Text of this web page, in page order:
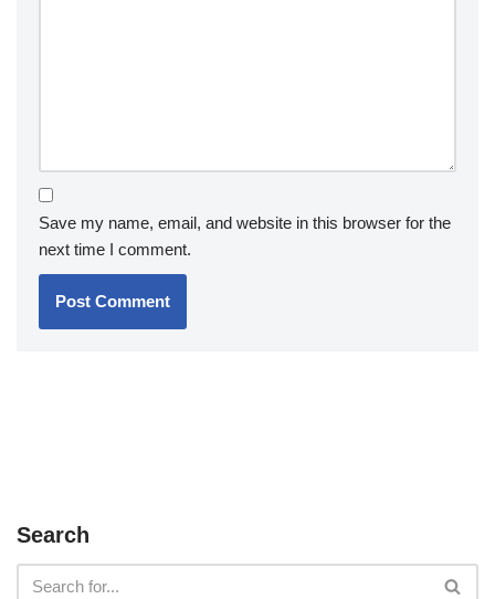
Save my name, email, and website in this browser for the
next time I comment.
Search